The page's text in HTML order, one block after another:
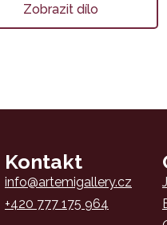
Zobrazit dílo
Kontakt
info@artemigallery.cz
+420 777 175 964